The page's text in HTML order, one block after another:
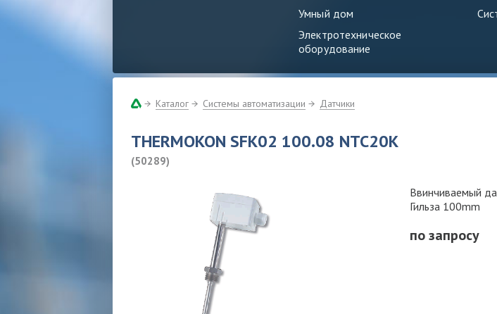
Умный дом
Электротехническое
оборудование
Каталог Системы автоматизации Датчики
THERMOKON SFK02 100.08 NTC20K
(50289)
Ввинчиваемый
Гильза 100mm
по запросу